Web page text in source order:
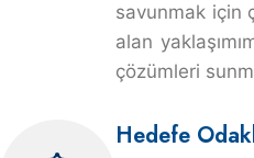
savunmak için
alan
çözümleri
Hedefe